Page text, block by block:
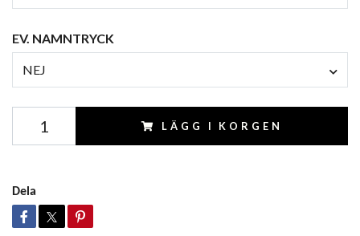
EV. NAMNTRYCK
NEJ
LÄGG I KORGEN
Dela